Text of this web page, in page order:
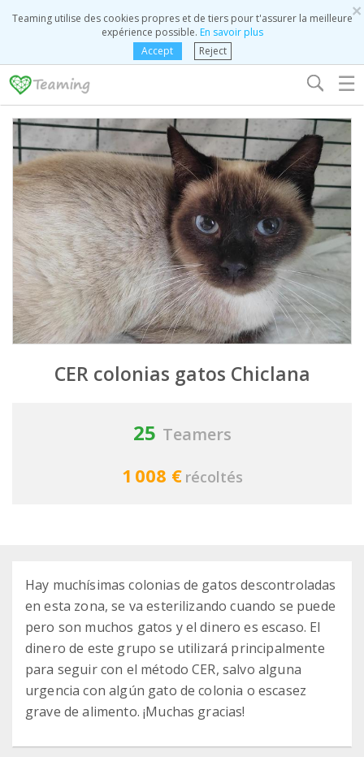
×
Teaming utilise des cookies propres et de tiers pour t'assurer la meilleure
expérience possible. En savoir plus
Accept
Reject
☰
CER colonias gatos Chiclana
25 Teamers
1 008 € récoltés
Hay muchísimas colonias de gatos descontroladas
en esta zona, se va esterilizando cuando se puede
pero son muchos gatos y el dinero es escaso. El
dinero de este grupo se utilizará principalmente
para seguir con el método CER, salvo alguna
urgencia con algún gato de colonia o escasez
grave de alimento. ¡Muchas gracias!